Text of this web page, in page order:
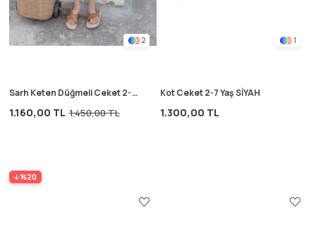
2
Sarh Keten Düğmeli Ceket 2-7
1.160,00 TL 1.450,00 TL
%20
1
Kot Ceket 2-7 Yaş SİYAH
1.300,00 TL